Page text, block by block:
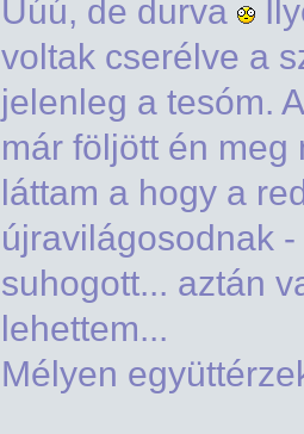
Úúú, de durva
voltak cserélve a
jelenleg a tesóm.
már följött én
láttam a hogy a
újravilágosodnak
suhogott... aztán
lehettem...
Mélyen